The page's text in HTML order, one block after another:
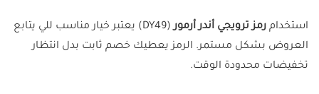
استخدام رمز ترويجي أندر أرمور
(DY49) يعتبر خيار مناسب للي يتابع
العروض بشكل مستمر. الرمز يعطيك خصم ثابت بدل انتظار
تخفيضات محدودة الوقت.